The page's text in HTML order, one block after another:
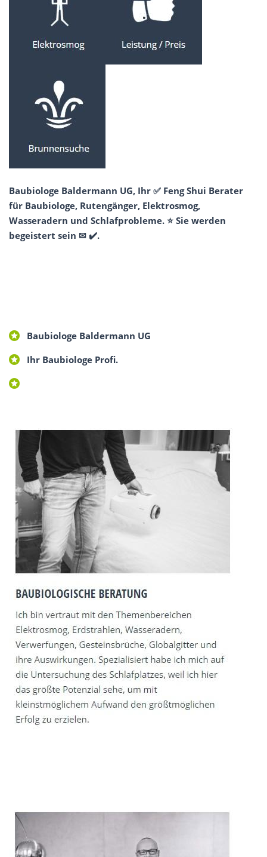
Baubiologe Baldermann UG, Ihr ✅ Feng Shui Berater
für Baubiologe, Rutengänger, Elektrosmog,
Wasseradern und Schlafprobleme. ⭐ Sie werden
begeistert sein ✉ ✔️.
Baubiologe Baldermann UG
Ihr Baubiologe Profi.